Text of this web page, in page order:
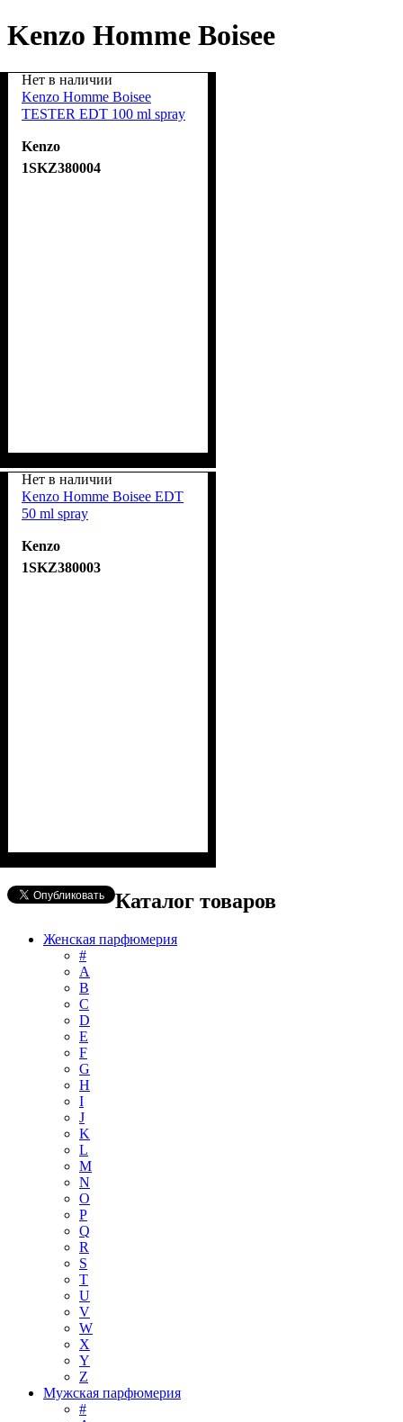
Kenzo Homme Boisee
Нет в наличии
Kenzo Homme Boisee
TESTER EDT 100 ml spray
Kenzo
1SKZ380004
Нет в наличии
Kenzo Homme Boisee EDT
50 ml spray
Kenzo
1SKZ380003
Каталог товаров
Женская парфюмерия
#
А
B
C
D
E
F
G
H
I
J
K
L
M
N
O
P
Q
R
S
T
U
V
W
X
Y
Z
Мужская парфюмерия
#